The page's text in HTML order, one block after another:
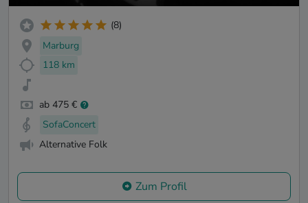
(8)
Marburg
118 km
ab 475 €
SofaConcert
Alternative Folk
Zum Profil